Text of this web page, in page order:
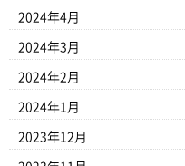
2024年4月
2024年3月
2024年2月
2024年1月
2023年12月